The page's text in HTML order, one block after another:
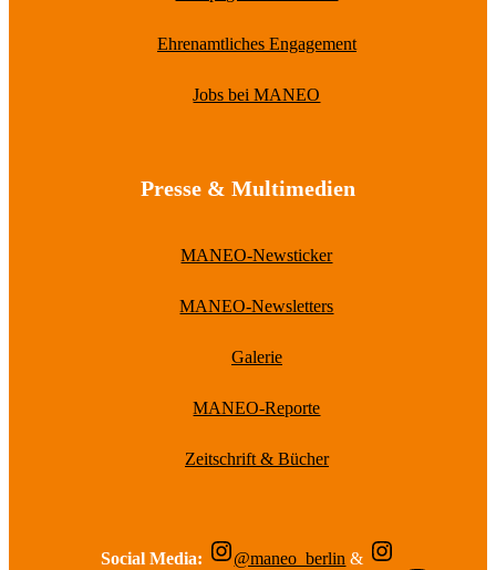
Ehrenamtliches Engagement
Jobs bei MANEO
Presse & Multimedien
MANEO-Newsticker
MANEO-Newsletters
Galerie
MANEO-Reporte
Zeitschrift & Bücher
Social Media: @maneo_berlin &